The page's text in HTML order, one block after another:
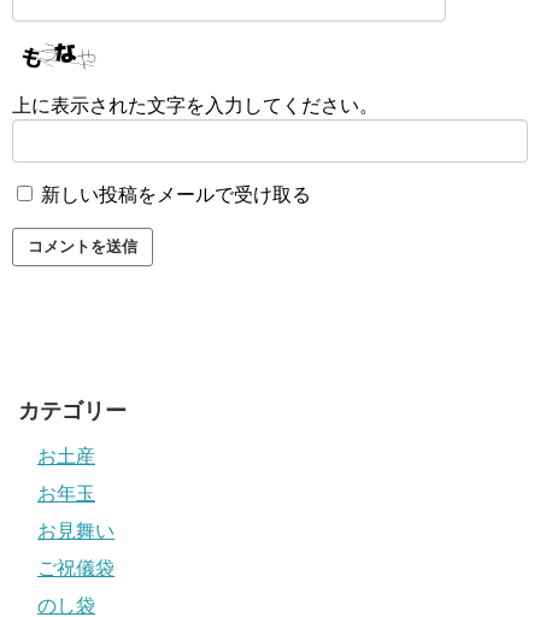
上に表示された文字を入力してください。
新しい投稿をメールで受け取る
カテゴリー
お土産
お年玉
お見舞い
ご祝儀袋
のし袋